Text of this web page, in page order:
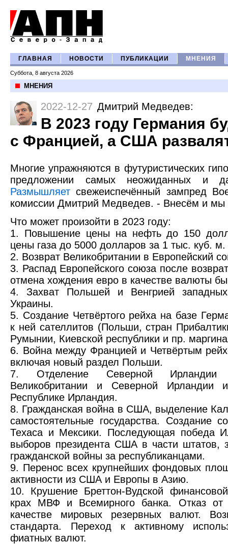
ГЛАВНАЯ НОВОСТИ ПУБЛИКАЦИИ МНЕНИЯ
Суббота, 8 августа 2026
МНЕНИЯ
2022-12-27 Дмитрий Медведев:
В 2023 году Германия
с Францией, а США
Многие упражняются в футуристических
предложении самых неожиданных и
Размышляет свежеиспечённый зампред
комиссии Дмитрий Медведев. - Внесём и мы
Что может произойти в 2023 году:
1. Повышение цены на нефть до 150
цены газа до 5000 долларов за 1 тыс. куб. м.
2. Возврат Великобритании в Европейский
3. Распад Европейского союза после
отмена хождения евро в качестве валюты
4. Захват Польшей и Венгрией
Украины.
5. Создание Четвёртого рейха на базе
к ней сателлитов (Польши, стран
Румынии, Киевской республики и пр.
6. Война между Францией и Четвёртым
включая новый раздел Польши.
7. Отделение Северной Ирландии
Великобритании и Северной Ирландии
Республике Ирландия.
8. Гражданская война в США, выделение
самостоятельные государства. Создание
Техаса и Мексики. Последующая победа
выборов президента США в части штатов,
гражданской войны за республиканцами.
9. Перенос всех крупнейших фондовых
активности из США и Европы в Азию.
10. Крушение Бреттон-Вудской
крах МВФ и Всемирного банка. Отказ
качестве мировых резервных валют.
стандарта. Переход к активному
фиатных валют.